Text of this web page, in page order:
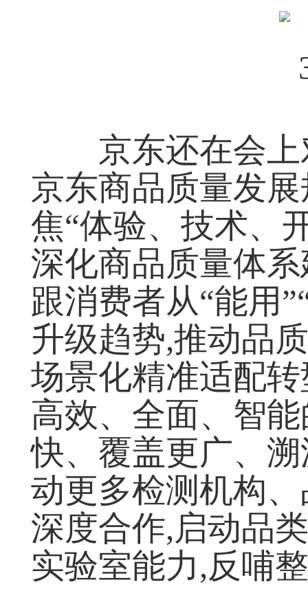
京东还在会上
京东商品质量发
焦“体验、技术、
深化商品质量体
跟消费者从“能用
升级趋势,推动品
场景化精准适配
高效、全面、智
快、覆盖更广、
动更多检测机构
深度合作,启动品
实验室能力,反哺